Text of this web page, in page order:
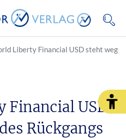
Liberty Financial USD steht
Financial USD
Rückgangs